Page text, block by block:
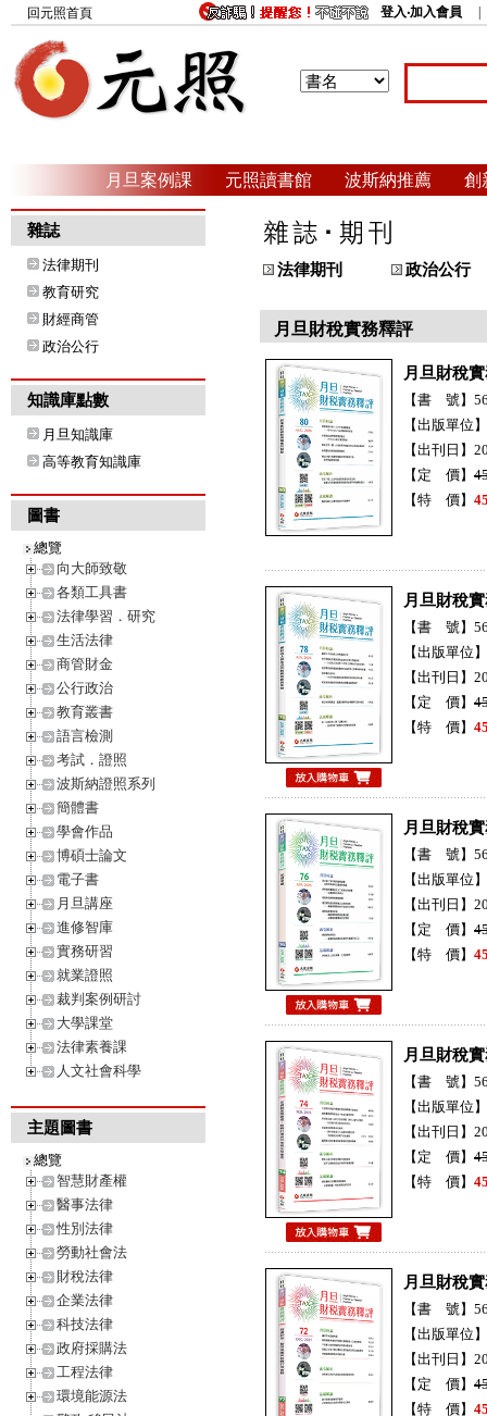
回元照首頁 登入‧加入會員
月旦案例課 元照讀書館 波斯納推薦 創
雜誌
法律期刊
教育研究
財經商管
政治公行
知識庫點數
月旦知識庫
高等教育知識庫
圖書
總覽
向大師致敬
各類工具書
法律學習．研究
生活法律
商管財金
公行政治
教育叢書
語言檢測
考試．證照
波斯納證照系列
簡體書
學會作品
博碩士論文
電子書
月旦講座
進修智庫
實務研習
就業證照
裁判案例研討
大學課堂
法律素養課
人文社會科學
主題圖書
總覽
智慧財產權
醫事法律
性別法律
勞動社會法
財稅法律
企業法律
科技法律
政府採購法
工程法律
環境能源法
法律期刊 政治公行
月旦財稅實務釋評
月旦財稅
【書 號】
【出版單位
【出刊日】
【定 價】
【特 價】
月旦財稅
【書 號】
【出版單位
【出刊日】
【定 價】
【特 價】
月旦財稅
【書 號】
【出版單位
【出刊日】
【定 價】
【特 價】
月旦財稅
【書 號】
【出版單位
【出刊日】
【定 價】
【特 價】
月旦財稅
【書 號】
【出版單位
【出刊日】
【定 價】
【特 價】